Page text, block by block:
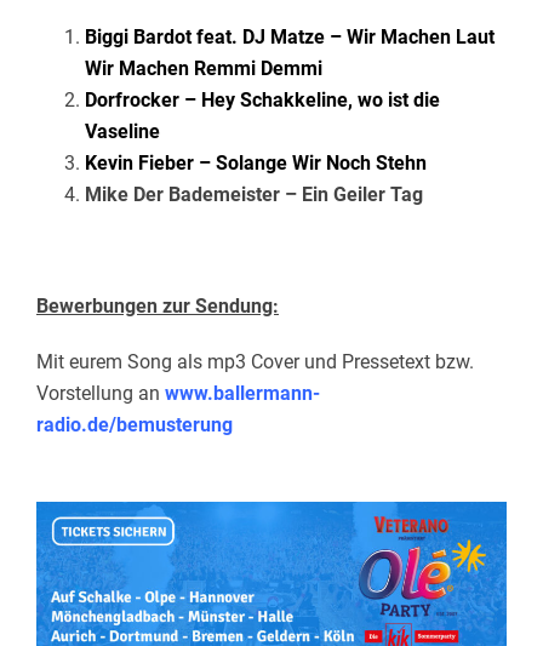
Biggi Bardot feat. DJ Matze – Wir Machen Laut
Wir Machen Remmi Demmi
Dorfrocker – Hey Schakkeline, wo ist die
Vaseline
Kevin Fieber – Solange Wir Noch Stehn
Mike Der Bademeister – Ein Geiler Tag
Bewerbungen zur Sendung:
Mit eurem Song als mp3 Cover und Pressetext bzw.
Vorstellung an www.ballermann-
radio.de/bemusterung